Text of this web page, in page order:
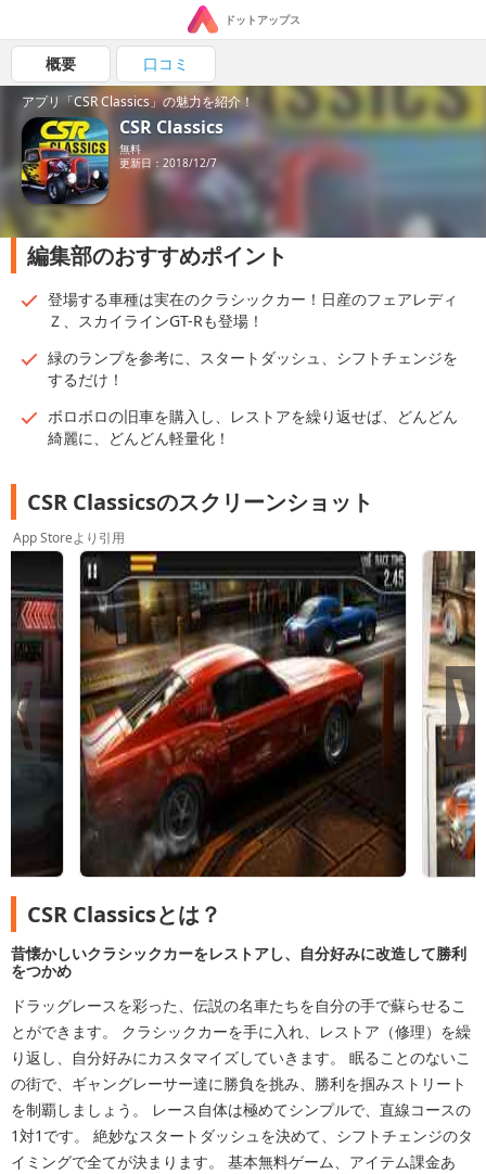
ドットアップス
概要 口コミ
アプリ「CSR Classics」の魅力を紹介！
CSR Classics
無料
更新日：2018/12/7
編集部のおすすめポイント
登場する車種は実在のクラシックカー！日産のフェアレディ
Ｚ、スカイラインGT-Rも登場！
緑のランプを参考に、スタートダッシュ、シフトチェンジを
するだけ！
ボロボロの旧車を購入し、レストアを繰り返せば、どんどん
綺麗に、どんどん軽量化！
CSR Classicsのスクリーンショット
App Storeより引用
CSR Classicsとは？
昔懐かしいクラシックカーをレストアし、自分好みに改造して勝利
をつかめ
ドラッグレースを彩った、伝説の名車たちを自分の手で蘇らせるこ
とができます。 クラシックカーを手に入れ、レストア（修理）を繰
り返し、自分好みにカスタマイズしていきます。 眠ることのないこ
の街で、ギャングレーサー達に勝負を挑み、勝利を掴みストリート
を制覇しましょう。 レース自体は極めてシンプルで、直線コースの
1対1です。 絶妙なスタートダッシュを決めて、シフトチェンジのタ
イミングで全てが決まります。 基本無料ゲーム、アイテム課金あ